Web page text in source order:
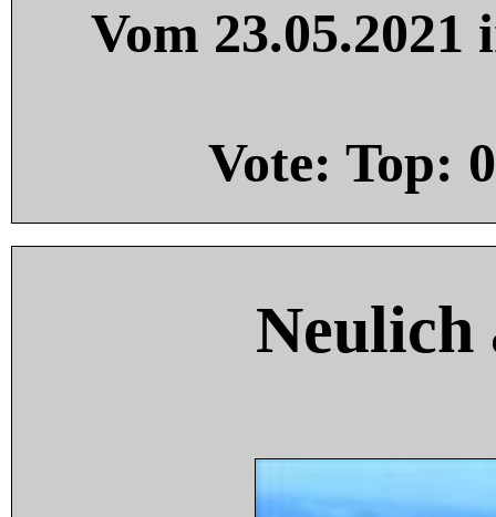
Vom
Vote: Top: 0
Neulich